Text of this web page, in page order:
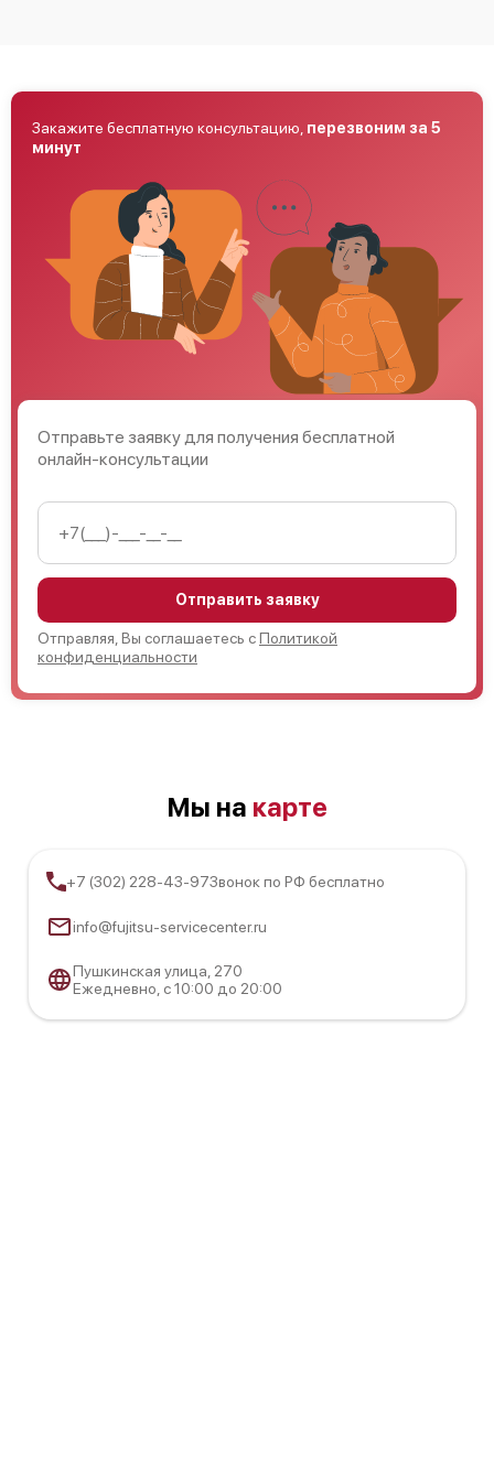
Отправьте заявку для получения бесплатной
онлайн-консультации
Отправить заявку
Отправляя, Вы соглашаетесь сПолитикой
конфиденциальности
Закажите бесплатную консультацию, перезвоним за 5
минут
Мы на карте
+7 (302) 228-43-97Звонок по РФ бесплатно
info@fujitsu-servicecenter.ru
Пушкинская улица, 270
Ежедневно, с 10:00 до 20:00